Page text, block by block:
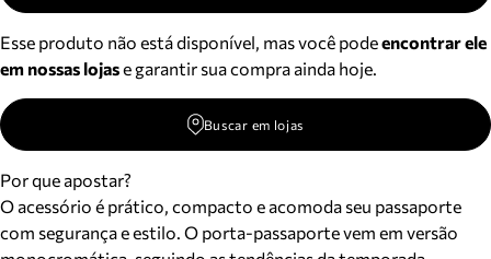
Esse produto não está disponível, mas você podeencontrar ele
em nossas lojase garantir sua compra ainda hoje.
Buscar em lojas
Por que apostar?
O acessório é prático, compacto e acomoda seu passaporte
com segurança e estilo. O porta-passaporte vem em versão